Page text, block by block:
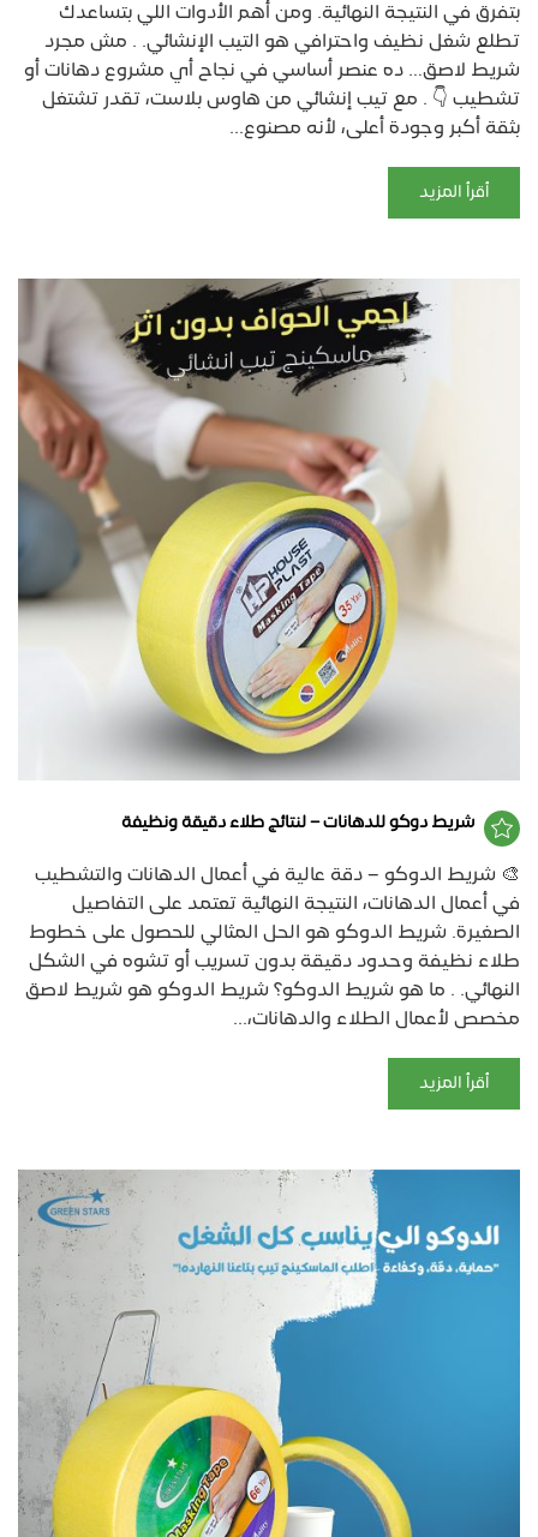
بتفرق في النتيجة النهائية. ومن أهم الأدوات اللي بتساعدك
تطلع شغل نظيف واحترافي هو التيب الإنشائي. . مش مجرد
شريط لاصق… ده عنصر أساسي في نجاح أي مشروع دهانات أو
تشطيب 👇 . مع تيب إنشائي من هاوس بلاست، تقدر تشتغل
بثقة أكبر وجودة أعلى، لأنه مصنوع...
أقرأ المزيد
شريط دوكو للدهانات – لنتائج طلاء دقيقة ونظيفة
🎨 شريط الدوكو – دقة عالية في أعمال الدهانات والتشطيب
في أعمال الدهانات، النتيجة النهائية تعتمد على التفاصيل
الصغيرة. شريط الدوكو هو الحل المثالي للحصول على خطوط
طلاء نظيفة وحدود دقيقة بدون تسريب أو تشوه في الشكل
النهائي. . ما هو شريط الدوكو؟ شريط الدوكو هو شريط لاصق
مخصص لأعمال الطلاء والدهانات،...
أقرأ المزيد